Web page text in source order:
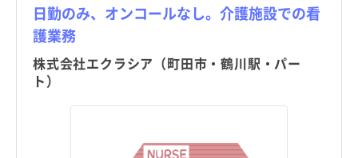
日勤のみ、オンコールなし。介護施設での看
護業務
株式会社エクラシア（町田市・鶴川駅・パー
ト）